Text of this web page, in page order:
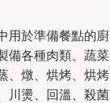
用於準備餐點的
備各種肉類、蔬
、燉、烘烤、烘
川燙、回溫、殺菌